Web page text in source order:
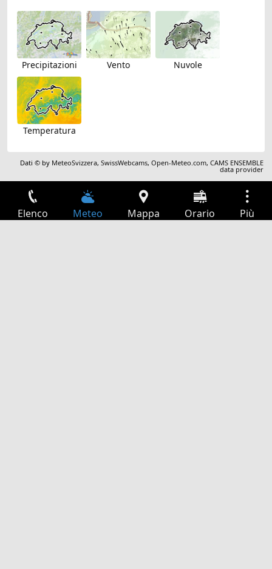
Precipitazioni Vento Nuvole
Temperatura
Dati © by MeteoSvizzera,SwissWebcams,Open-Meteo.com,CAMS ENSEMBLE
data provider
Elenco Meteo Mappa Orario Più